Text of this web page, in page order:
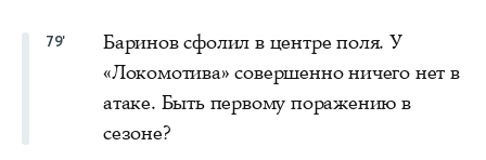
79'
Баринов сфолил в центре поля. У
«Локомотива» совершенно ничего нет в
атаке. Быть первому поражению в
сезоне?